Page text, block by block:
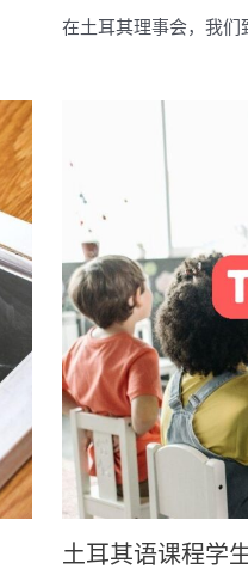
在土耳其理事会，我
土耳其语课程学